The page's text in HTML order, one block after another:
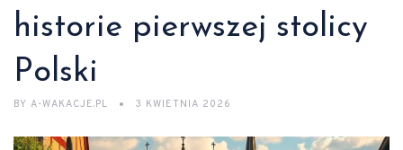
historie pierwszej stolicy
Polski
BY A-WAKACJE.PL 3 KWIETNIA 2026